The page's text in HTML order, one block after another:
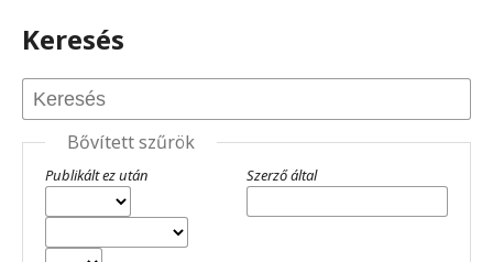
Keresés
Bővített szűrök
Publikált ez után Szerző által